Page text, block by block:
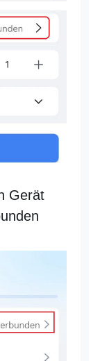
Gerät